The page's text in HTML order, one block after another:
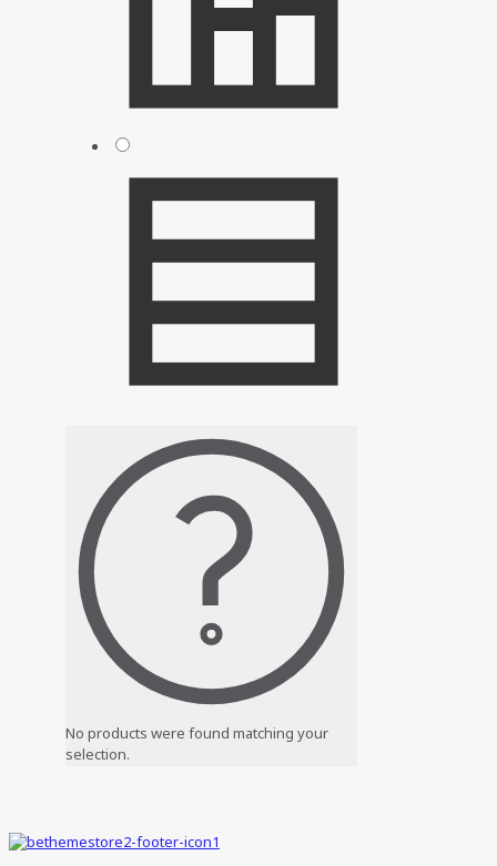
No products were found matching your
selection.